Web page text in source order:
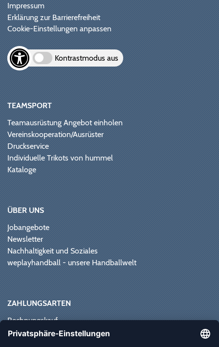
Impressum
Erklärung zur Barrierefreiheit
Cookie-Einstellungen anpassen
Kontrastmodus aus
TEAMSPORT
Teamausrüstung Angebot einholen
Vereinskooperation/Ausrüster
Druckservice
Individuelle Trikots von hummel
Kataloge
ÜBER UNS
Jobangebote
Newsletter
Nachhaltigkeit und Soziales
weplayhandball - unsere Handballwelt
ZAHLUNGSARTEN
Rechnungskauf
Paypal